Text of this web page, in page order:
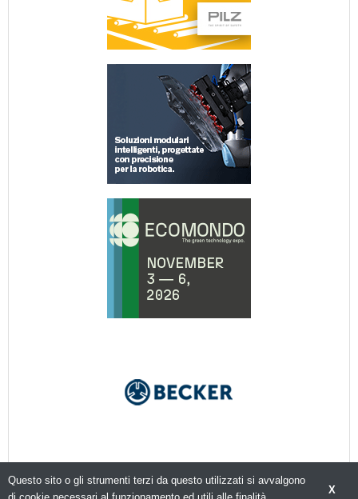
X
Questo sito o gli strumenti terzi da questo utilizzati si avvalgono